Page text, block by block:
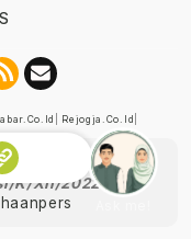
Rejogja.co.id
Pers
K/XII/2022